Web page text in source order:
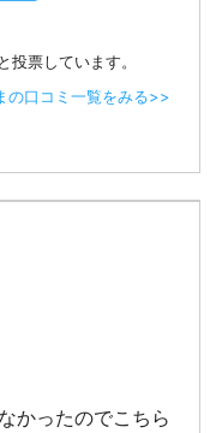
票しています。
の口コミ一覧をみる>>
かったのでこちら